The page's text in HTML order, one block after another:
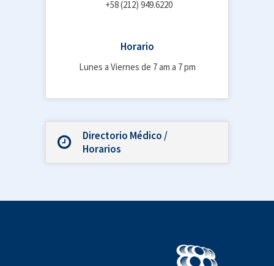
+58 (212) 949.6220
Horario
Lunes a Viernes de 7 am a 7 pm
Directorio Médico /
Horarios